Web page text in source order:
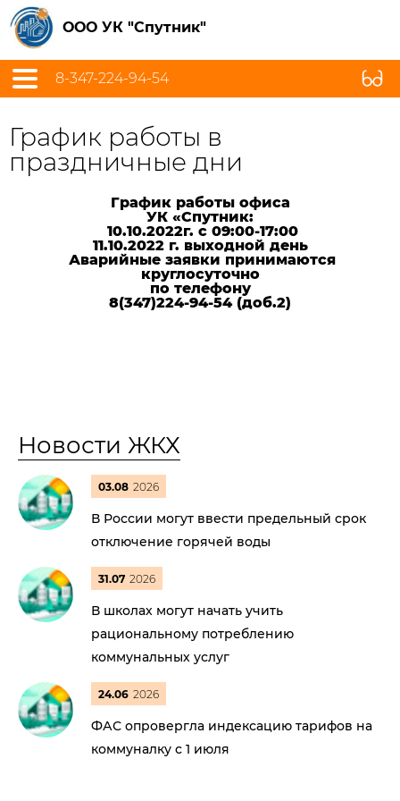
ООО УК "Спутник"
8-347-224-94-54
График работы в
праздничные дни
График работы офиса
УК «Спутник:
10.10.2022г. с 09:00-17:00
11.10.2022 г. выходной день
Аварийные заявки принимаются
круглосуточно
по телефону
8(347)224-94-54 (доб.2)
Новости ЖКХ
03.08 2026
В России могут ввести предельный срок
отключение горячей воды
31.07 2026
В школах могут начать учить
рациональному потреблению
коммунальных услуг
24.06 2026
ФАС опровергла индексацию тарифов на
коммуналку с 1 июля